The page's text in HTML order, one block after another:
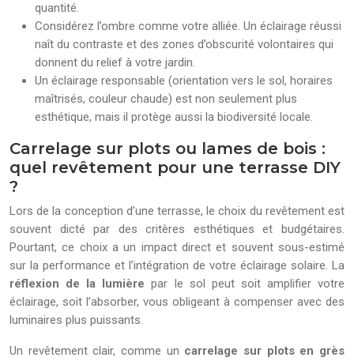
quantité.
Considérez l’ombre comme votre alliée. Un éclairage réussi
naît du contraste et des zones d’obscurité volontaires qui
donnent du relief à votre jardin.
Un éclairage responsable (orientation vers le sol, horaires
maîtrisés, couleur chaude) est non seulement plus
esthétique, mais il protège aussi la biodiversité locale.
Carrelage sur plots ou lames de bois :
quel revêtement pour une terrasse DIY
?
Lors de la conception d’une terrasse, le choix du revêtement est
souvent dicté par des critères esthétiques et budgétaires.
Pourtant, ce choix a un impact direct et souvent sous-estimé
sur la performance et l’intégration de votre éclairage solaire. La
réflexion de la lumière par le sol peut soit amplifier votre
éclairage, soit l’absorber, vous obligeant à compenser avec des
luminaires plus puissants.
Un revêtement clair, comme un carrelage sur plots en grès